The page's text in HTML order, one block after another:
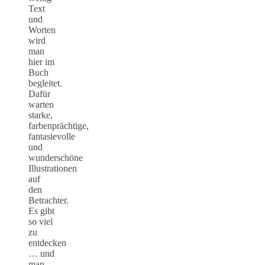
Text
und
Worten
wird
man
hier im
Buch
begleitet.
Dafür
warten
starke,
farbenprächtige,
fantasievolle
und
wunderschöne
Illustrationen
auf
den
Betrachter.
Es gibt
so viel
zu
entdecken
… und